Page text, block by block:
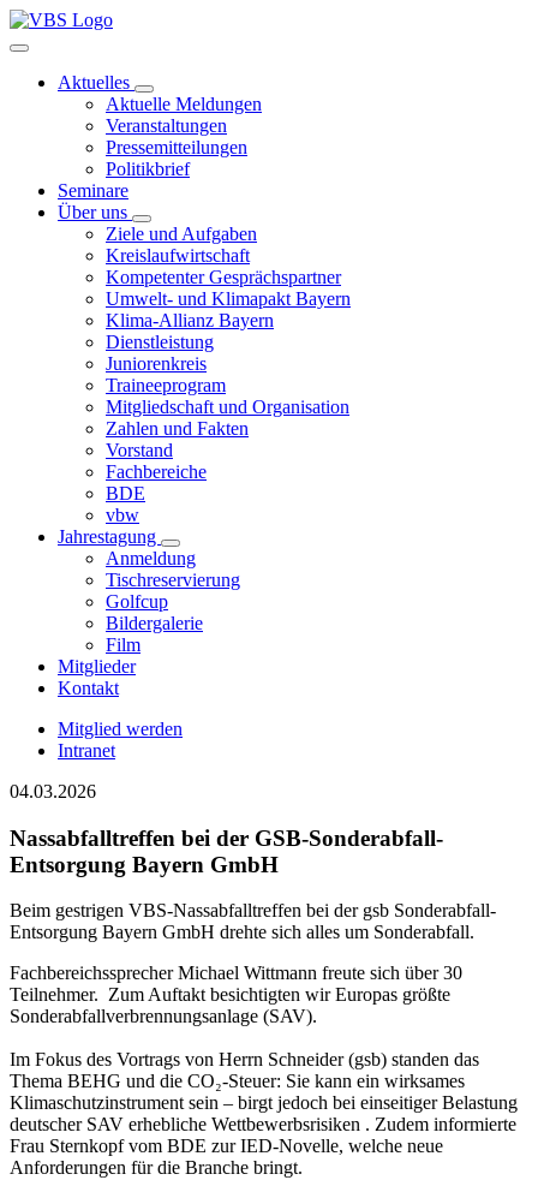
Aktuelles
Aktuelle Meldungen
Veranstaltungen
Pressemitteilungen
Politikbrief
Seminare
Über uns
Ziele und Aufgaben
Kreislaufwirtschaft
Kompetenter Gesprächspartner
Umwelt- und Klimapakt Bayern
Klima-Allianz Bayern
Dienstleistung
Juniorenkreis
Traineeprogram
Mitgliedschaft und Organisation
Zahlen und Fakten
Vorstand
Fachbereiche
BDE
vbw
Jahrestagung
Anmeldung
Tischreservierung
Golfcup
Bildergalerie
Film
Mitglieder
Kontakt
Mitglied werden
Intranet
04.03.2026
Nassabfalltreffen bei der GSB-Sonderabfall-
Entsorgung Bayern GmbH
Beim gestrigen VBS-Nassabfalltreffen bei der gsb Sonderabfall-
Entsorgung Bayern GmbH drehte sich alles um Sonderabfall.
Fachbereichssprecher Michael Wittmann freute sich über 30
Teilnehmer. Zum Auftakt besichtigten wir Europas größte
Sonderabfallverbrennungsanlage (SAV).
Im Fokus des Vortrags von Herrn Schneider (gsb) standen das
Thema BEHG und die CO₂-Steuer: Sie kann ein wirksames
Klimaschutzinstrument sein – birgt jedoch bei einseitiger Belastung
deutscher SAV erhebliche Wettbewerbsrisiken . Zudem informierte
Frau Sternkopf vom BDE zur IED-Novelle, welche neue
Anforderungen für die Branche bringt.